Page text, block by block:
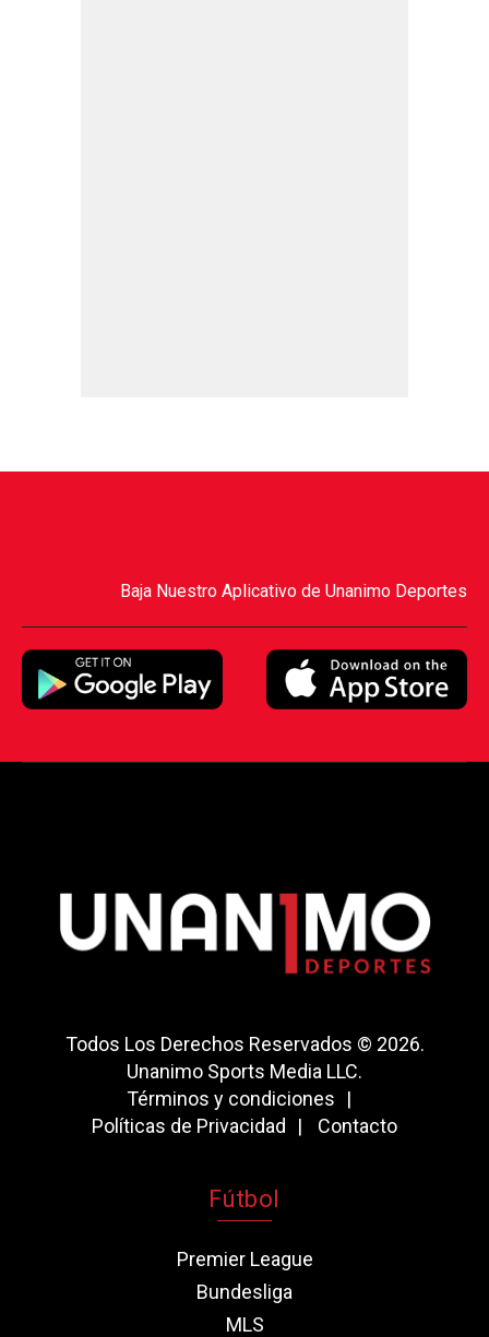
Baja Nuestro Aplicativo de Unanimo Deportes
Todos Los Derechos Reservados © 2026.
Unanimo Sports Media LLC.
Términos y condiciones
Políticas de Privacidad
Contacto
Fútbol
Premier League
Bundesliga
MLS